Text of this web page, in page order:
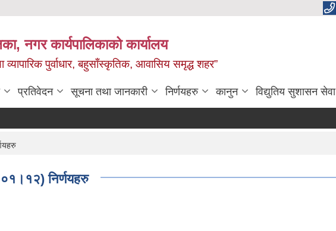
नगर कार्यपालिकाको कार्यालय
व्यापारिक पुर्वाधार, बहुसाँस्कृतिक, आवासिय समृद्ध शहर”
प्रतिवेदन सूचना तथा जानकारी निर्णयहरु कानुन विद्युतिय सुशासन सेवा
निर्णयहरु